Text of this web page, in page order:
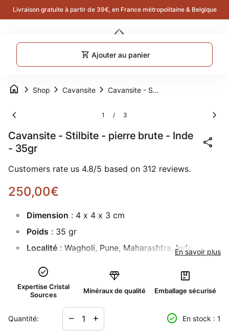
shopping_cart Ajouter au panier
Skip to content
Livraison gratuite à partir de 39€, en France métropolitaine & Belgique
search
Compte
account_circleVoir
shopping_cart
Accueil
CompteVoir mon panier
shopping_cart
home chevron_right Shop chevron_right Cavansite chevron_right Cavansite - Stilbite - pierre brute - Inde - 35gr
chevron_left 1 / 3 chevron_right
Cavansite - Stilbite - pierre brute - Inde
- 35gr
share
Customers rate us 4.8/5 based on 312 reviews.
Prix normal
250,00€
Dimension : 4 x 4 x 3 cm
Poids : 35 gr
Localité : Wagholi, Pune, Maharashtra, IndeEn savoir plus
check_circle
Expertise Cristal
Sources
diamond
Minéraux de qualité
package
Emballage sécurisé
Quantité:
Diminuer la quantité pour
remove
Augmenter la quantité pour
add check_circle En stock : 1